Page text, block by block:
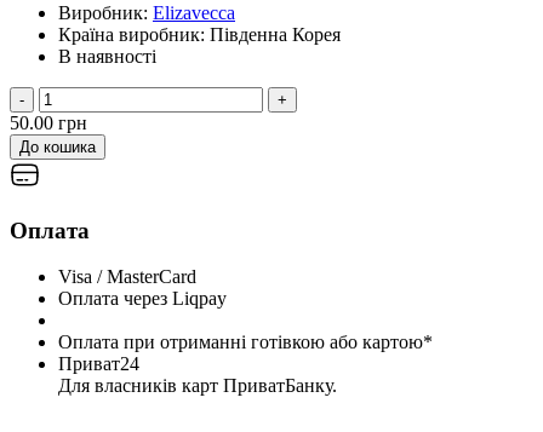
Виробник: Elizavecca
Країна виробник: Південна Корея
В наявності
- +
50.00 грн
До кошика
Оплата
Visa / MasterCard
Оплата через Liqpay
Оплата при отриманні готівкою або картою*
Приват24
Для власників карт ПриватБанку.